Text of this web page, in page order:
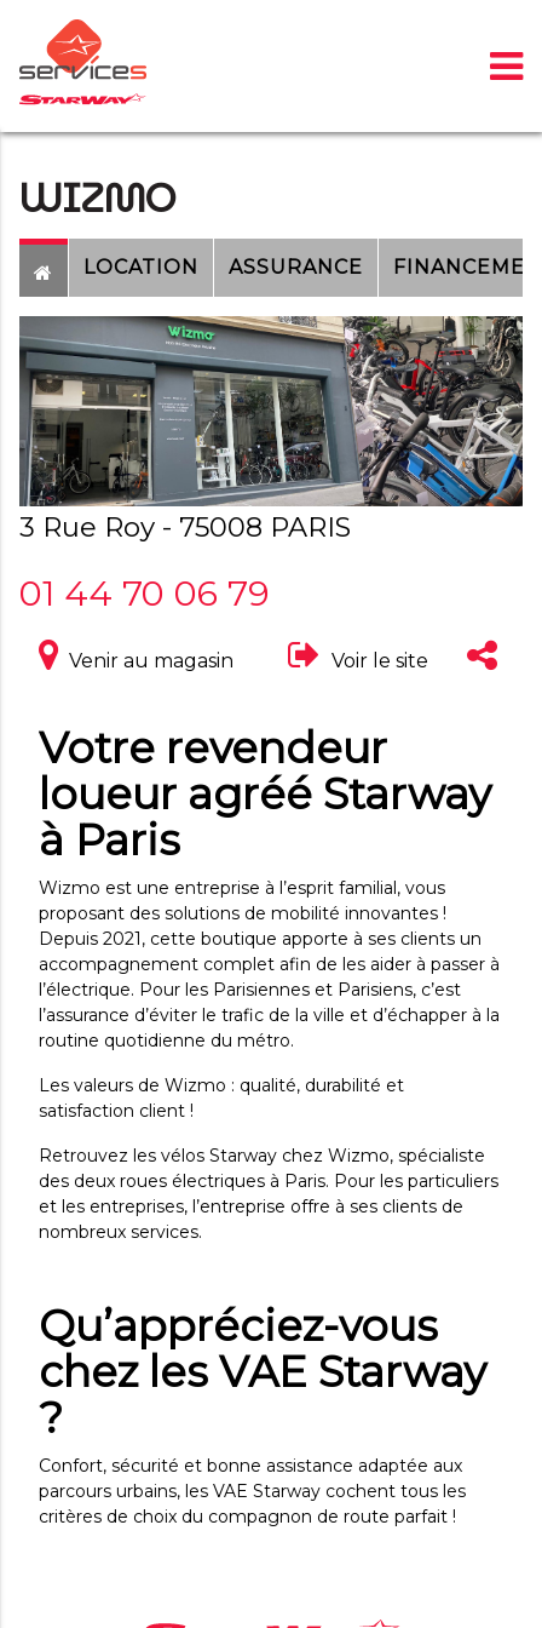
WIZMO
LOCATION ASSURANCE
3 Rue Roy - 75008 PARIS
01 44 70 06 79
Venir au magasin Voir le site
Votre revendeur
loueur agréé Starway
à Paris
Wizmo est une entreprise à l’esprit familial, vous
proposant des solutions de mobilité innovantes !
Depuis 2021, cette boutique apporte à ses clients un
accompagnement complet afin de les aider à passer à
l’électrique. Pour les Parisiennes et Parisiens, c’est
l’assurance d’éviter le trafic de la ville et d’échapper à la
routine quotidienne du métro.
Les valeurs de Wizmo : qualité, durabilité et
satisfaction client !
Retrouvez les vélos Starway chez Wizmo, spécialiste
des deux roues électriques à Paris. Pour les particuliers
et les entreprises, l’entreprise offre à ses clients de
nombreux services.
Qu’appréciez-vous
chez les VAE Starway
?
Confort, sécurité et bonne assistance adaptée aux
parcours urbains, les VAE Starway cochent tous les
critères de choix du compagnon de route parfait !